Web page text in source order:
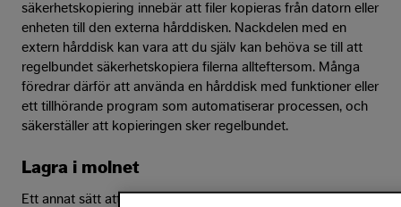
säkerhetskopiering innebär att filer kopieras från datorn eller
enheten till den externa hårddisken. Nackdelen med en
extern hårddisk kan vara att du själv kan behöva se till att
regelbundet säkerhetskopiera filerna allteftersom. Många
föredrar därför att använda en hårddisk med funktioner eller
ett tillhörande program som automatiserar processen, och
säkerställer att kopieringen sker regelbundet.
Lagra i molnet
Ett annat sätt att skydda dina bilder är att lagra dem i en